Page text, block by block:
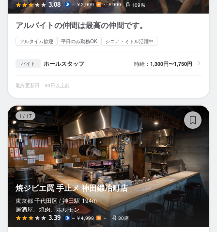
3.08 ～￥2,999 ～￥999 109席
アルバイトの仲間は最高の仲間です。
フルタイム歓迎 平日のみ勤務OK シニア・ミドル活躍中
バイト ホールスタッフ 時給： 1,300円〜1,750円
最終更新日：30日以上前
1 / 17
焼ジビエ罠 手止メ 神田鍛冶町店
東京都 千代田区 / 神田駅 194m
居酒屋、焼肉、ホルモン
3.39 ～￥4,999 － 30席